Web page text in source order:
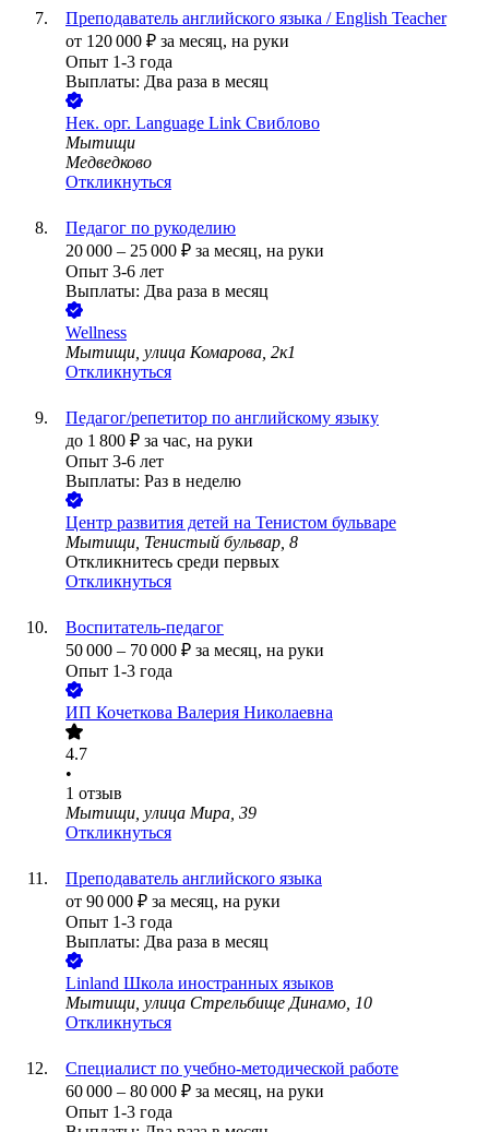
Преподаватель английского языка / English Teacher
от 120 000 ₽ за месяц, на руки
Опыт 1-3 года
Выплаты: Два раза в месяц
Нек. орг. Language Link Свиблово
Мытищи
Медведково
Откликнуться
Педагог по рукоделию
20 000 – 25 000 ₽ за месяц, на руки
Опыт 3-6 лет
Выплаты: Два раза в месяц
Wellness
Мытищи, улица Комарова, 2к1
Откликнуться
Педагог/репетитор по английскому языку
до 1 800 ₽ за час, на руки
Опыт 3-6 лет
Выплаты: Раз в неделю
Центр развития детей на Тенистом бульваре
Мытищи, Тенистый бульвар, 8
Откликнитесь среди первых
Откликнуться
Воспитатель-педагог
50 000 – 70 000 ₽ за месяц, на руки
Опыт 1-3 года
ИП Кочеткова Валерия Николаевна
4.7
•
1 отзыв
Мытищи, улица Мира, 39
Откликнуться
Преподаватель английского языка
от 90 000 ₽ за месяц, на руки
Опыт 1-3 года
Выплаты: Два раза в месяц
Linland Школа иностранных языков
Мытищи, улица Стрельбище Динамо, 10
Откликнуться
Специалист по учебно-методической работе
60 000 – 80 000 ₽ за месяц, на руки
Опыт 1-3 года